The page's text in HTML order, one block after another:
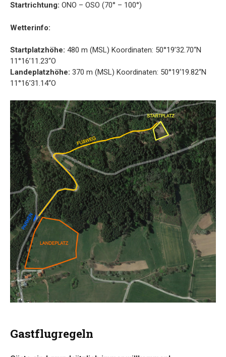
Startrichtung: ONO – OSO (70° – 100°)
Wetterinfo:
Startplatzhöhe: 480 m (MSL) Koordinaten: 50°19’32.70“N
11°16’11.23“O
Landeplatzhöhe: 370 m (MSL) Koordinaten: 50°19‘19.82“N
11°16’31.14“O
Gastflugregeln